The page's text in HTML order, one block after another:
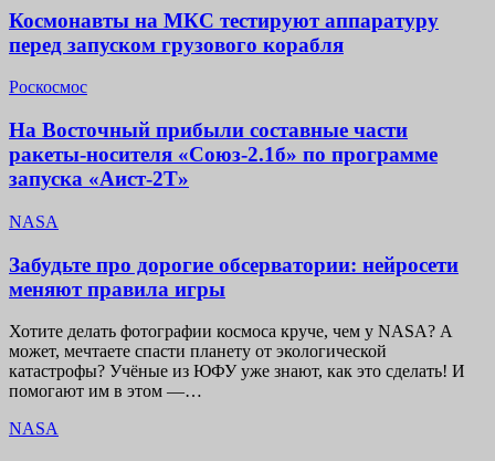
Космонавты на МКС тестируют аппаратуру
перед запуском грузового корабля
Роскосмос
На Восточный прибыли составные части
ракеты-носителя «Союз-2.1б» по программе
запуска «Аист-2Т»
NASA
Забудьте про дорогие обсерватории: нейросети
меняют правила игры
Хотите делать фотографии космоса круче, чем у NASA? А
может, мечтаете спасти планету от экологической
катастрофы? Учёные из ЮФУ уже знают, как это сделать! И
помогают им в этом —…
NASA